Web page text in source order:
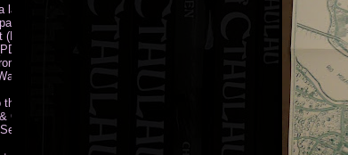
Guerra Secreta
la Guerra Secreta
Secret War
Canvas Bag
War